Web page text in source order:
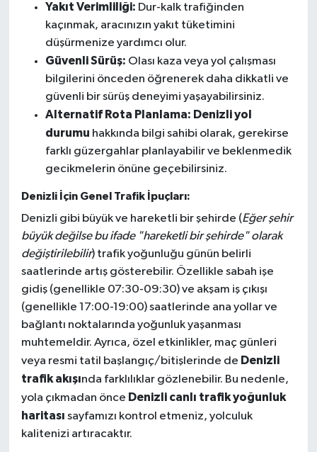
Yakıt Verimliliği: Dur-kalk trafiğinden
kaçınmak, aracınızın yakıt tüketimini
düşürmenize yardımcı olur.
Güvenli Sürüş: Olası kaza veya yol çalışması
bilgilerini önceden öğrenerek daha dikkatli ve
güvenli bir sürüş deneyimi yaşayabilirsiniz.
Alternatif Rota Planlama: Denizli yol
durumu hakkında bilgi sahibi olarak, gerekirse
farklı güzergahlar planlayabilir ve beklenmedik
gecikmelerin önüne geçebilirsiniz.
Denizli İçin Genel Trafik İpuçları:
Denizli gibi büyük ve hareketli bir şehirde (Eğer şehir
büyük değilse bu ifade "hareketli bir şehirde" olarak
değiştirilebilir) trafik yoğunluğu günün belirli
saatlerinde artış gösterebilir. Özellikle sabah işe
gidiş (genellikle 07:30-09:30) ve akşam iş çıkışı
(genellikle 17:00-19:00) saatlerinde ana yollar ve
bağlantı noktalarında yoğunluk yaşanması
muhtemeldir. Ayrıca, özel etkinlikler, maç günleri
veya resmi tatil başlangıç/bitişlerinde de Denizli
trafik akışında farklılıklar gözlenebilir. Bu nedenle,
yola çıkmadan önce Denizli canlı trafik yoğunluk
haritası sayfamızı kontrol etmeniz, yolculuk
kalitenizi artıracaktır.